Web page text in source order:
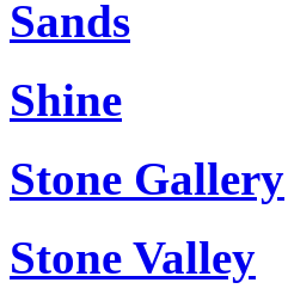
Sands
Shine
Stone Gallery
Stone Valley